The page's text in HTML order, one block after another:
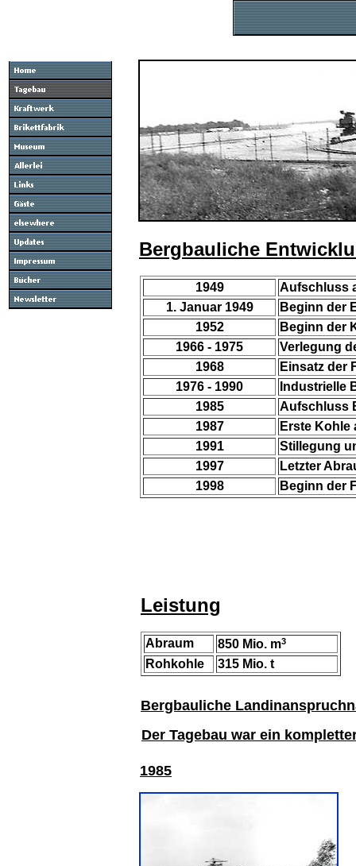
Bergbauliche
1949
Aufschluss
1. Januar 1949
Beginn der
1952
Beginn der
1966 - 1975
Verlegung
1968
Einsatz der
1976 - 1990
Industrielle
1985
Aufschluss
1987
Erste Kohle
1991
Stillegung
1997
Letzter
1998 Beginn der
Leistung
Abraum 850 Mio. m3
Rohkohle 315 Mio. t
Bergbauliche
Der Tagebau war ein
1985